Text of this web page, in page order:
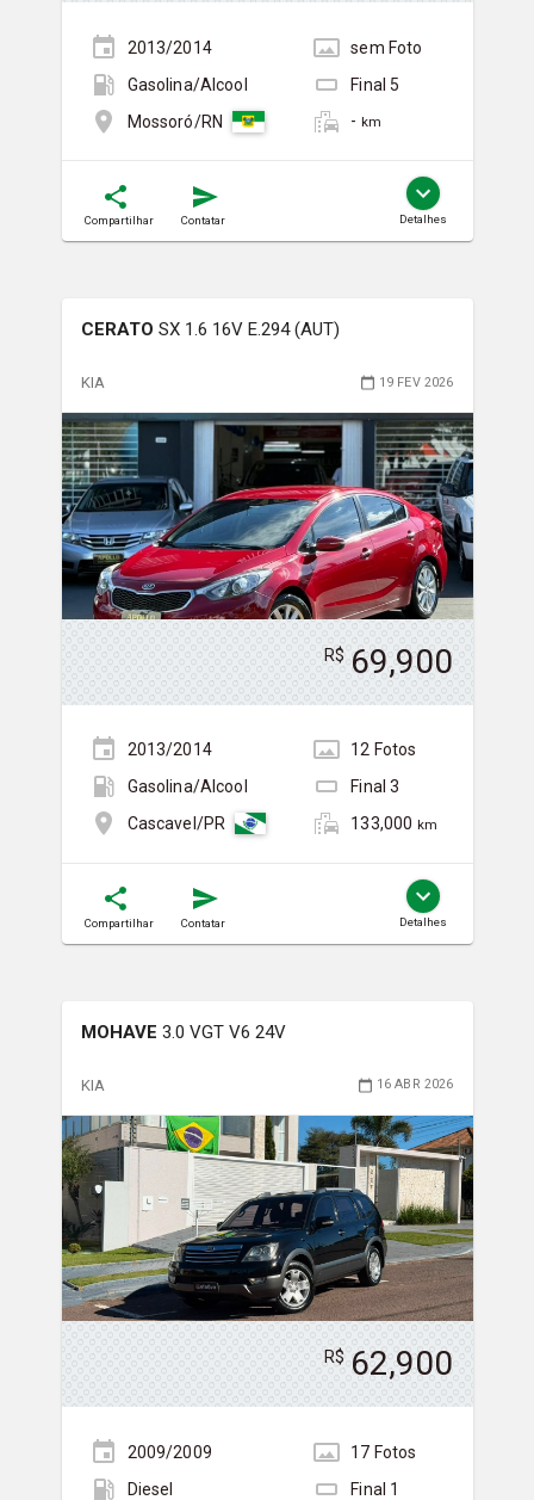
2013/2014 sem Foto
Gasolina/Álcool
Final 5
Mossoró/RN
- km
Compartilhar Contatar Detalhes
CERATO SX 1.6 16V E.294 (AUT)
KIA 19 FEV 2026
R$ 69,900
2013/2014 12 Fotos
Gasolina/Álcool
Final3
Cascavel/PR
133,000 km
Compartilhar Contatar Detalhes
MOHAVE 3.0 VGT V6 24V
KIA 16 ABR 2026
R$ 62,900
2009/2009 17 Fotos
Diesel
Final 1